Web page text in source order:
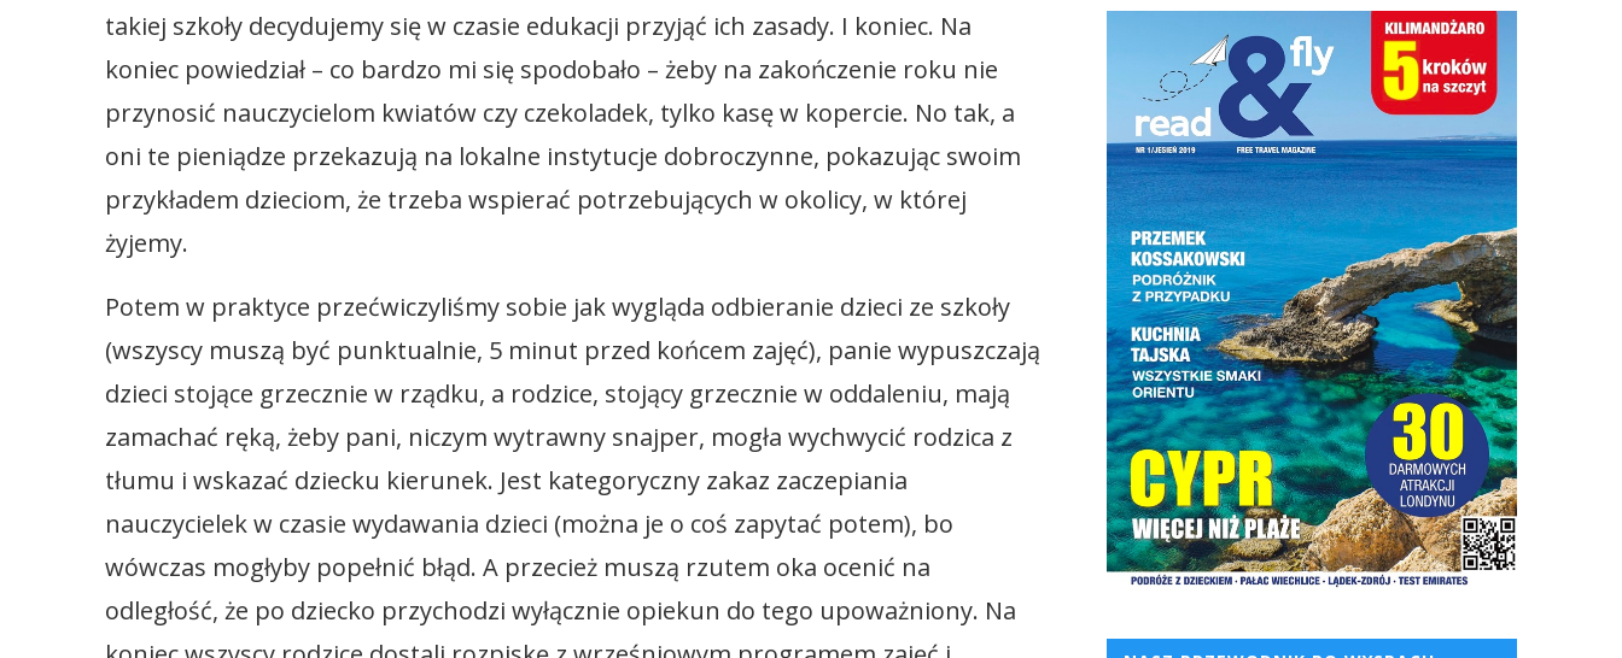
takiej szkoły decydujemy się w czasie edukacji przyjąć ich zasady. I koniec. Na
koniec powiedział – co bardzo mi się spodobało – żeby na zakończenie roku nie
przynosić nauczycielom kwiatów czy czekoladek, tylko kasę w kopercie. No tak, a
oni te pieniądze przekazują na lokalne instytucje dobroczynne, pokazując swoim
przykładem dzieciom, że trzeba wspierać potrzebujących w okolicy, w której
żyjemy.
Potem w praktyce przećwiczyliśmy sobie jak wygląda odbieranie dzieci ze szkoły
(wszyscy muszą być punktualnie, 5 minut przed końcem zajęć), panie wypuszczają
dzieci stojące grzecznie w rządku, a rodzice, stojący grzecznie w oddaleniu, mają
zamachać ręką, żeby pani, niczym wytrawny snajper, mogła wychwycić rodzica z
tłumu i wskazać dziecku kierunek. Jest kategoryczny zakaz zaczepiania
nauczycielek w czasie wydawania dzieci (można je o coś zapytać potem), bo
wówczas mogłyby popełnić błąd. A przecież muszą rzutem oka ocenić na
odległość, że po dziecko przychodzi wyłącznie opiekun do tego upoważniony. Na